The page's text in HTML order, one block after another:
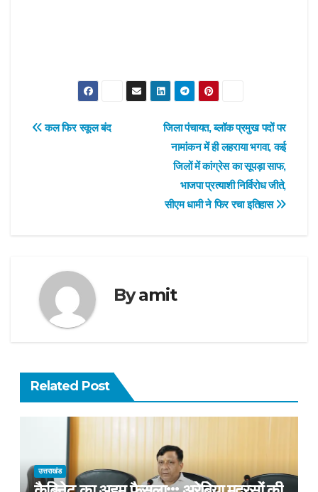
Post
जिला पंचायत, ब्लॉक प्रमुख पदों पर
नामांकन में ही लहराया भगवा, कई
जिलों में कांग्रेस का सूपड़ा साफ,
भाजपा प्रत्याशी निर्विरोध जीते,
सीएम धामी ने फिर रचा इतिहास
कल फिर स्कूल बंद
Byamit
Related Post
उत्तराखंड